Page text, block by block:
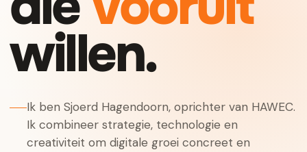
willen.
Ik ben Sjoerd Hagendoorn, oprichter van HAWEC.
Ik combineer strategie, technologie en
creativiteit om digitale groei concreet en